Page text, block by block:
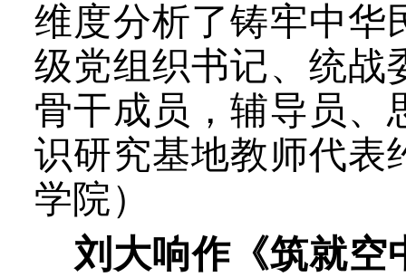
维度分析了铸牢中华
级党组织书记、统战
骨干成员，辅导员、
识研究基地教师代表
学院）
刘大响作《筑就空